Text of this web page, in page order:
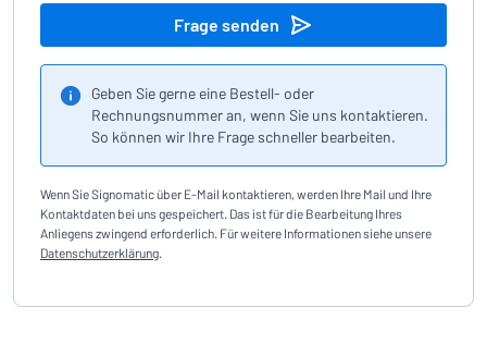
Frage senden
Geben Sie gerne eine Bestell- oder
Rechnungsnummer an, wenn Sie uns kontaktieren.
So können wir Ihre Frage schneller bearbeiten.
Wenn Sie Signomatic über E-Mail kontaktieren, werden Ihre Mail und Ihre
Kontaktdaten bei uns gespeichert. Das ist für die Bearbeitung Ihres
Anliegens zwingend erforderlich. Für weitere Informationen siehe unsere
Datenschutzerklärung.